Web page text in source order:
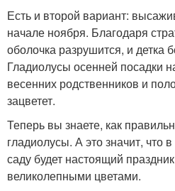
Есть и второй вариант:
начале ноября. Благодаря
оболочка разрушится, и детка
Гладиолусы осенней посадки
весенних родственников и
зацветет.
Теперь вы знаете, как
гладиолусы. А это значит, что
саду будет настоящий
великолепными цветами.